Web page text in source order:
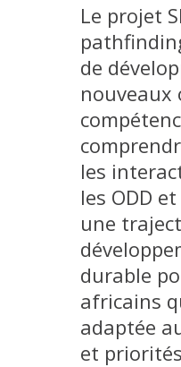
PROJETS TERMINÉS
NOS RÉSEAUX
SÉMINAIRES RÉGULIERS
FORMATION
MASTER
INGÉNIEUR
FORMATION CONTINUE
FORMATION DOCTORALE
PRODUCTION
LOGICIELS
Le projet
de
nouveaux
les
les ODD
une
durable
africains
adaptée
et